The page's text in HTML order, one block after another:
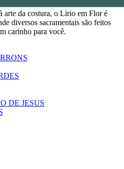
arte da costura, o Lirio em Flor é
diversos sacramentais são feitos
carinho para você.
DE JESUS